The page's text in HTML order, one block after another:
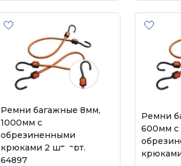
Ремни багажные 8мм,
1000мм с
обрезиненными
крюками 2 шт. арт.
64897
Ремни
600мм с